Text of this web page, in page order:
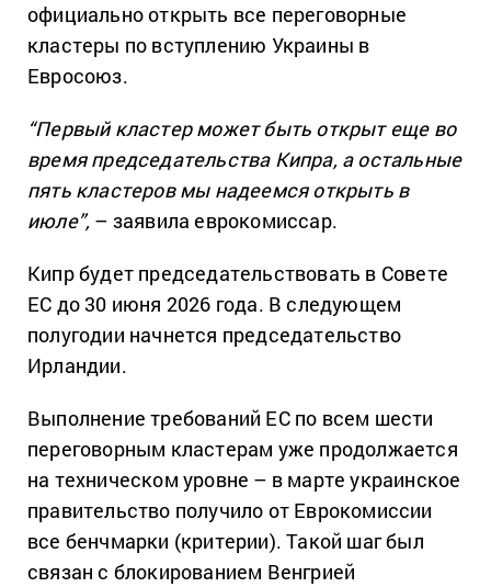
официально открыть все переговорные
кластеры по вступлению Украины в
Евросоюз.
“Первый кластер может быть открыт еще во
время председательства Кипра, а остальные
пять кластеров мы надеемся открыть в
июле”, – заявила еврокомиссар.
Кипр будет председательствовать в Совете
ЕС до 30 июня 2026 года. В следующем
полугодии начнется председательство
Ирландии.
Выполнение требований ЕС по всем шести
переговорным кластерам уже продолжается
на техническом уровне – в марте украинское
правительство получило от Еврокомиссии
все бенчмарки (критерии). Такой шаг был
связан с блокированием Венгрией